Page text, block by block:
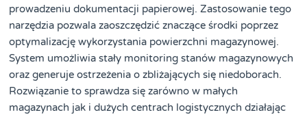
prowadzeniu dokumentacji papierowej. Zastosowanie tego
narzędzia pozwala zaoszczędzić znaczące środki poprzez
optymalizację wykorzystania powierzchni magazynowej.
System umożliwia stały monitoring stanów magazynowych
oraz generuje ostrzeżenia o zbliżających się niedoborach.
Rozwiązanie to sprawdza się zarówno w małych
magazynach jak i dużych centrach logistycznych działając